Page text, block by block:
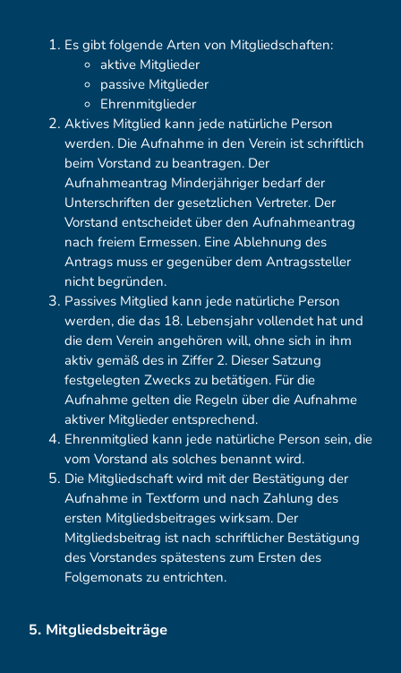
Es gibt folgende Arten von Mitgliedschaften:
aktive Mitglieder
passive Mitglieder
Ehrenmitglieder
Aktives Mitglied kann jede natürliche Person
werden. Die Aufnahme in den Verein ist schriftlich
beim Vorstand zu beantragen. Der
Aufnahmeantrag Minderjähriger bedarf der
Unterschriften der gesetzlichen Vertreter. Der
Vorstand entscheidet über den Aufnahmeantrag
nach freiem Ermessen. Eine Ablehnung des
Antrags muss er gegenüber dem Antragssteller
nicht begründen.
Passives Mitglied kann jede natürliche Person
werden, die das 18. Lebensjahr vollendet hat und
die dem Verein angehören will, ohne sich in ihm
aktiv gemäß des in Ziffer 2. Dieser Satzung
festgelegten Zwecks zu betätigen. Für die
Aufnahme gelten die Regeln über die Aufnahme
aktiver Mitglieder entsprechend.
Ehrenmitglied kann jede natürliche Person sein, die
vom Vorstand als solches benannt wird.
Die Mitgliedschaft wird mit der Bestätigung der
Aufnahme in Textform und nach Zahlung des
ersten Mitgliedsbeitrages wirksam. Der
Mitgliedsbeitrag ist nach schriftlicher Bestätigung
des Vorstandes spätestens zum Ersten des
Folgemonats zu entrichten.
5. Mitgliedsbeiträge